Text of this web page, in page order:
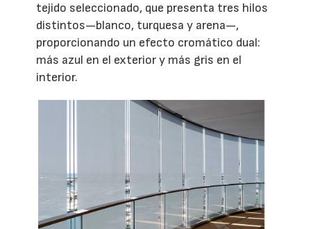
tejido seleccionado, que presenta tres hilos
distintos—blanco, turquesa y arena—,
proporcionando un efecto cromático dual:
más azul en el exterior y más gris en el
interior.